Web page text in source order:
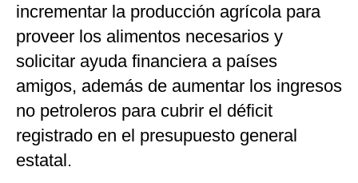
incrementar la producción agrícola para
proveer los alimentos necesarios y
solicitar ayuda financiera a países
amigos, además de aumentar los ingresos
no petroleros para cubrir el déficit
registrado en el presupuesto general
estatal.